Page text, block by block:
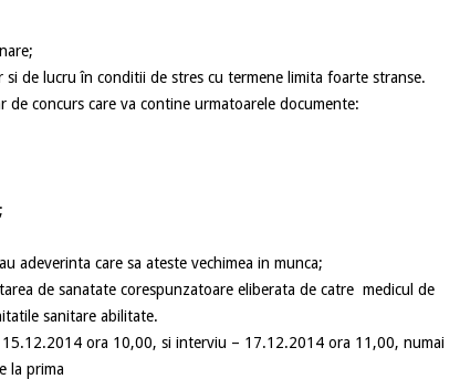
de lucru în conditii de stres cu termene limita foarte stranse.
concurs care va contine urmatoarele documente:
adeverinta care sa ateste vechimea in munca;
de sanatate corespunzatoare eliberata de catre medicul de
sanitare abilitate.
ora 10,00, si interviu – 17.12.2014 ora 11,00, numai
la prima